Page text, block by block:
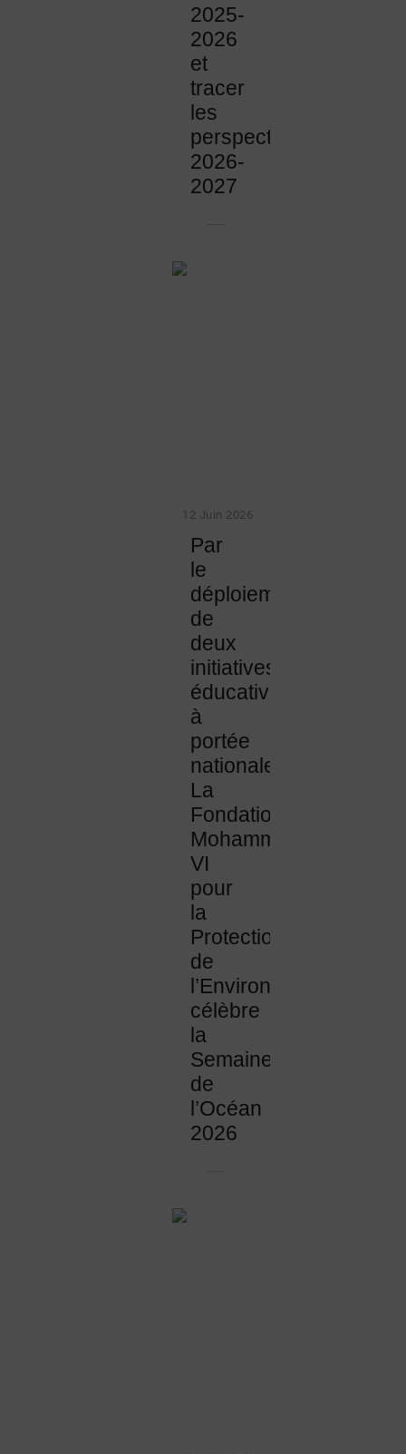
2025-
2026
et
tracer
les
perspectives
2026-
2027
12 Juin 2026
Par
le
déploiement
de
deux
initiatives
éducatives
à
portée
nationale,
La
Fondation
Mohammed
VI
pour
la
Protection
de
l’Environnement
célèbre
la
Semaine
de
l’Océan
2026